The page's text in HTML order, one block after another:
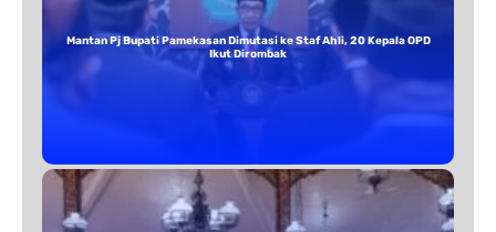
Mantan Pj Bupati Pamekasan Dimutasi ke Staf Ahli, 20 Kepala OPD
Ikut Dirombak